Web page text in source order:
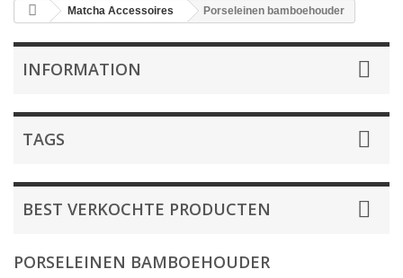
Matcha Accessoires Porseleinen bamboehouder
INFORMATION
TAGS
BEST VERKOCHTE PRODUCTEN
PORSELEINEN BAMBOEHOUDER